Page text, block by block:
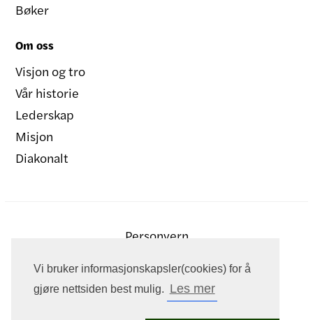
Vi bruker informasjonskapsler(cookies) for å
gjøre nettsiden best mulig. Les mer
Bøker
Om oss
Visjon og tro
Vår historie
Lederskap
Misjon
Diakonalt
Personvern